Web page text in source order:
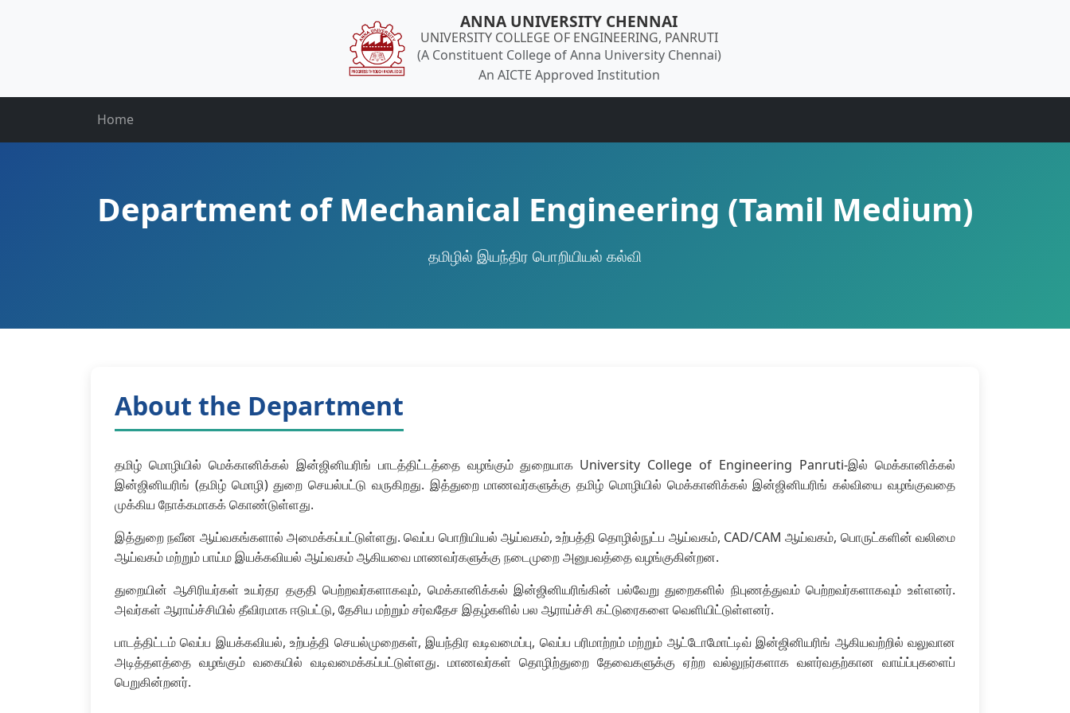
ANNA UNIVERSITY CHENNAI
UNIVERSITY COLLEGE OF ENGINEERING, PANRUTI
(A Constituent College of Anna University Chennai)
An AICTE Approved Institution
Home
Department of Mechanical Engineering (Tamil Medium)
தமிழில் இயந்திர பொறியியல் கல்வி
About the Department
தமிழ் மொழியில் மெக்கானிக்கல் இன்ஜினியரிங் பாடத்திட்டத்தை வழங்கும் துறையாக University College of Engineering Panruti-இல் மெக்கானிக்கல்
இன்ஜினியரிங் (தமிழ் மொழி) துறை செயல்பட்டு வருகிறது. இத்துறை மாணவர்களுக்கு தமிழ் மொழியில் மெக்கானிக்கல் இன்ஜினியரிங் கல்வியை வழங்குவதை
முக்கிய நோக்கமாகக் கொண்டுள்ளது.
இத்துறை நவீன ஆய்வகங்களால் அமைக்கப்பட்டுள்ளது. வெப்ப பொறியியல் ஆய்வகம், உற்பத்தி தொழில்நுட்ப ஆய்வகம், CAD/CAM ஆய்வகம், பொருட்களின் வலிமை
ஆய்வகம் மற்றும் பாய்ம இயக்கவியல் ஆய்வகம் ஆகியவை மாணவர்களுக்கு நடைமுறை அனுபவத்தை வழங்குகின்றன.
துறையின் ஆசிரியர்கள் உயர்தர தகுதி பெற்றவர்களாகவும், மெக்கானிக்கல் இன்ஜினியரிங்கின் பல்வேறு துறைகளில் நிபுணத்துவம் பெற்றவர்களாகவும் உள்ளனர்.
அவர்கள் ஆராய்ச்சியில் தீவிரமாக ஈடுபட்டு, தேசிய மற்றும் சர்வதேச இதழ்களில் பல ஆராய்ச்சி கட்டுரைகளை வெளியிட்டுள்ளனர்.
பாடத்திட்டம் வெப்ப இயக்கவியல், உற்பத்தி செயல்முறைகள், இயந்திர வடிவமைப்பு, வெப்ப பரிமாற்றம் மற்றும் ஆட்டோமோட்டிவ் இன்ஜினியரிங் ஆகியவற்றில் வலுவான
அடித்தளத்தை வழங்கும் வகையில் வடிவமைக்கப்பட்டுள்ளது. மாணவர்கள் தொழிற்துறை தேவைகளுக்கு ஏற்ற வல்லுநர்களாக வளர்வதற்கான வாய்ப்புகளைப்
பெறுகின்றனர்.